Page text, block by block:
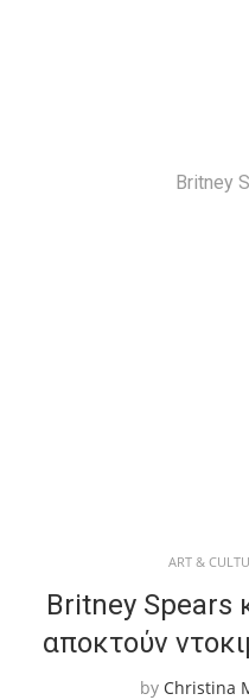
Britney
ART &
Britney Spears
αποκτούν
by Christina